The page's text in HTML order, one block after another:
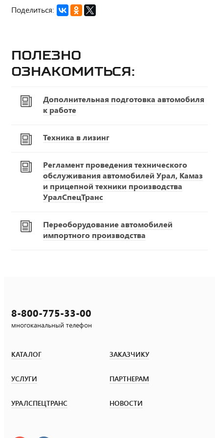
Поделиться:
Полезно
ознакомиться:
Дополнительная подготовка автомобиля
к работе
Техника в лизинг
Регламент проведения технического
обслуживания автомобилей Урал, Камаз
и прицепной техники производства
УралСпецТранс
Переоборудование автомобилей
импортного производства
8-800-775-33-00
многоканальный телефон
КАТАЛОГ ЗАКАЗЧИКУ
УСЛУГИ ПАРТНЕРАМ
УРАЛСПЕЦТРАНС НОВОСТИ